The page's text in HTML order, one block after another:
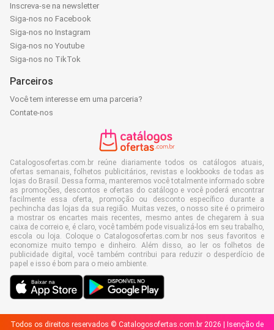
Inscreva-se na newsletter
Siga-nos no Facebook
Siga-nos no Instagram
Siga-nos no Youtube
Siga-nos no TikTok
Parceiros
Você tem interesse em uma parceria?
Contate-nos
Catalogosofertas.com.br reúne diariamente todos os catálogos atuais,
ofertas semanais, folhetos publicitários, revistas e lookbooks de todas as
lojas do Brasil. Dessa forma, manteremos você totalmente informado sobre
as promoções, descontos e ofertas do catálogo e você poderá encontrar
facilmente essa oferta, promoção ou desconto específico durante a
pechincha das lojas da sua região. Muitas vezes, o nosso site é o primeiro
a mostrar os encartes mais recentes, mesmo antes de chegarem à sua
caixa de correio e, é claro, você também pode visualizá-los em seu trabalho,
escola ou loja. Coloque o Catalogosofertas.com.br nos seus favoritos e
economize muito tempo e dinheiro. Além disso, ao ler os folhetos de
publicidade digital, você também contribui para reduzir o desperdício de
papel e isso é bom para o meio ambiente.
Todos os direitos reservados © Catalogosofertas.com.br 2026 | Isenção de